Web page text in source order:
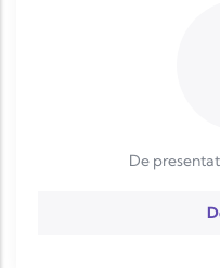
De